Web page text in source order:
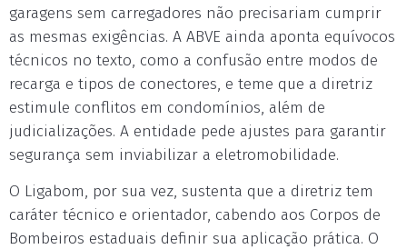
garagens sem carregadores não precisariam cumprir
as mesmas exigências. A ABVE ainda aponta equívocos
técnicos no texto, como a confusão entre modos de
recarga e tipos de conectores, e teme que a diretriz
estimule conflitos em condomínios, além de
judicializações. A entidade pede ajustes para garantir
segurança sem inviabilizar a eletromobilidade.
O Ligabom, por sua vez, sustenta que a diretriz tem
caráter técnico e orientador, cabendo aos Corpos de
Bombeiros estaduais definir sua aplicação prática. O